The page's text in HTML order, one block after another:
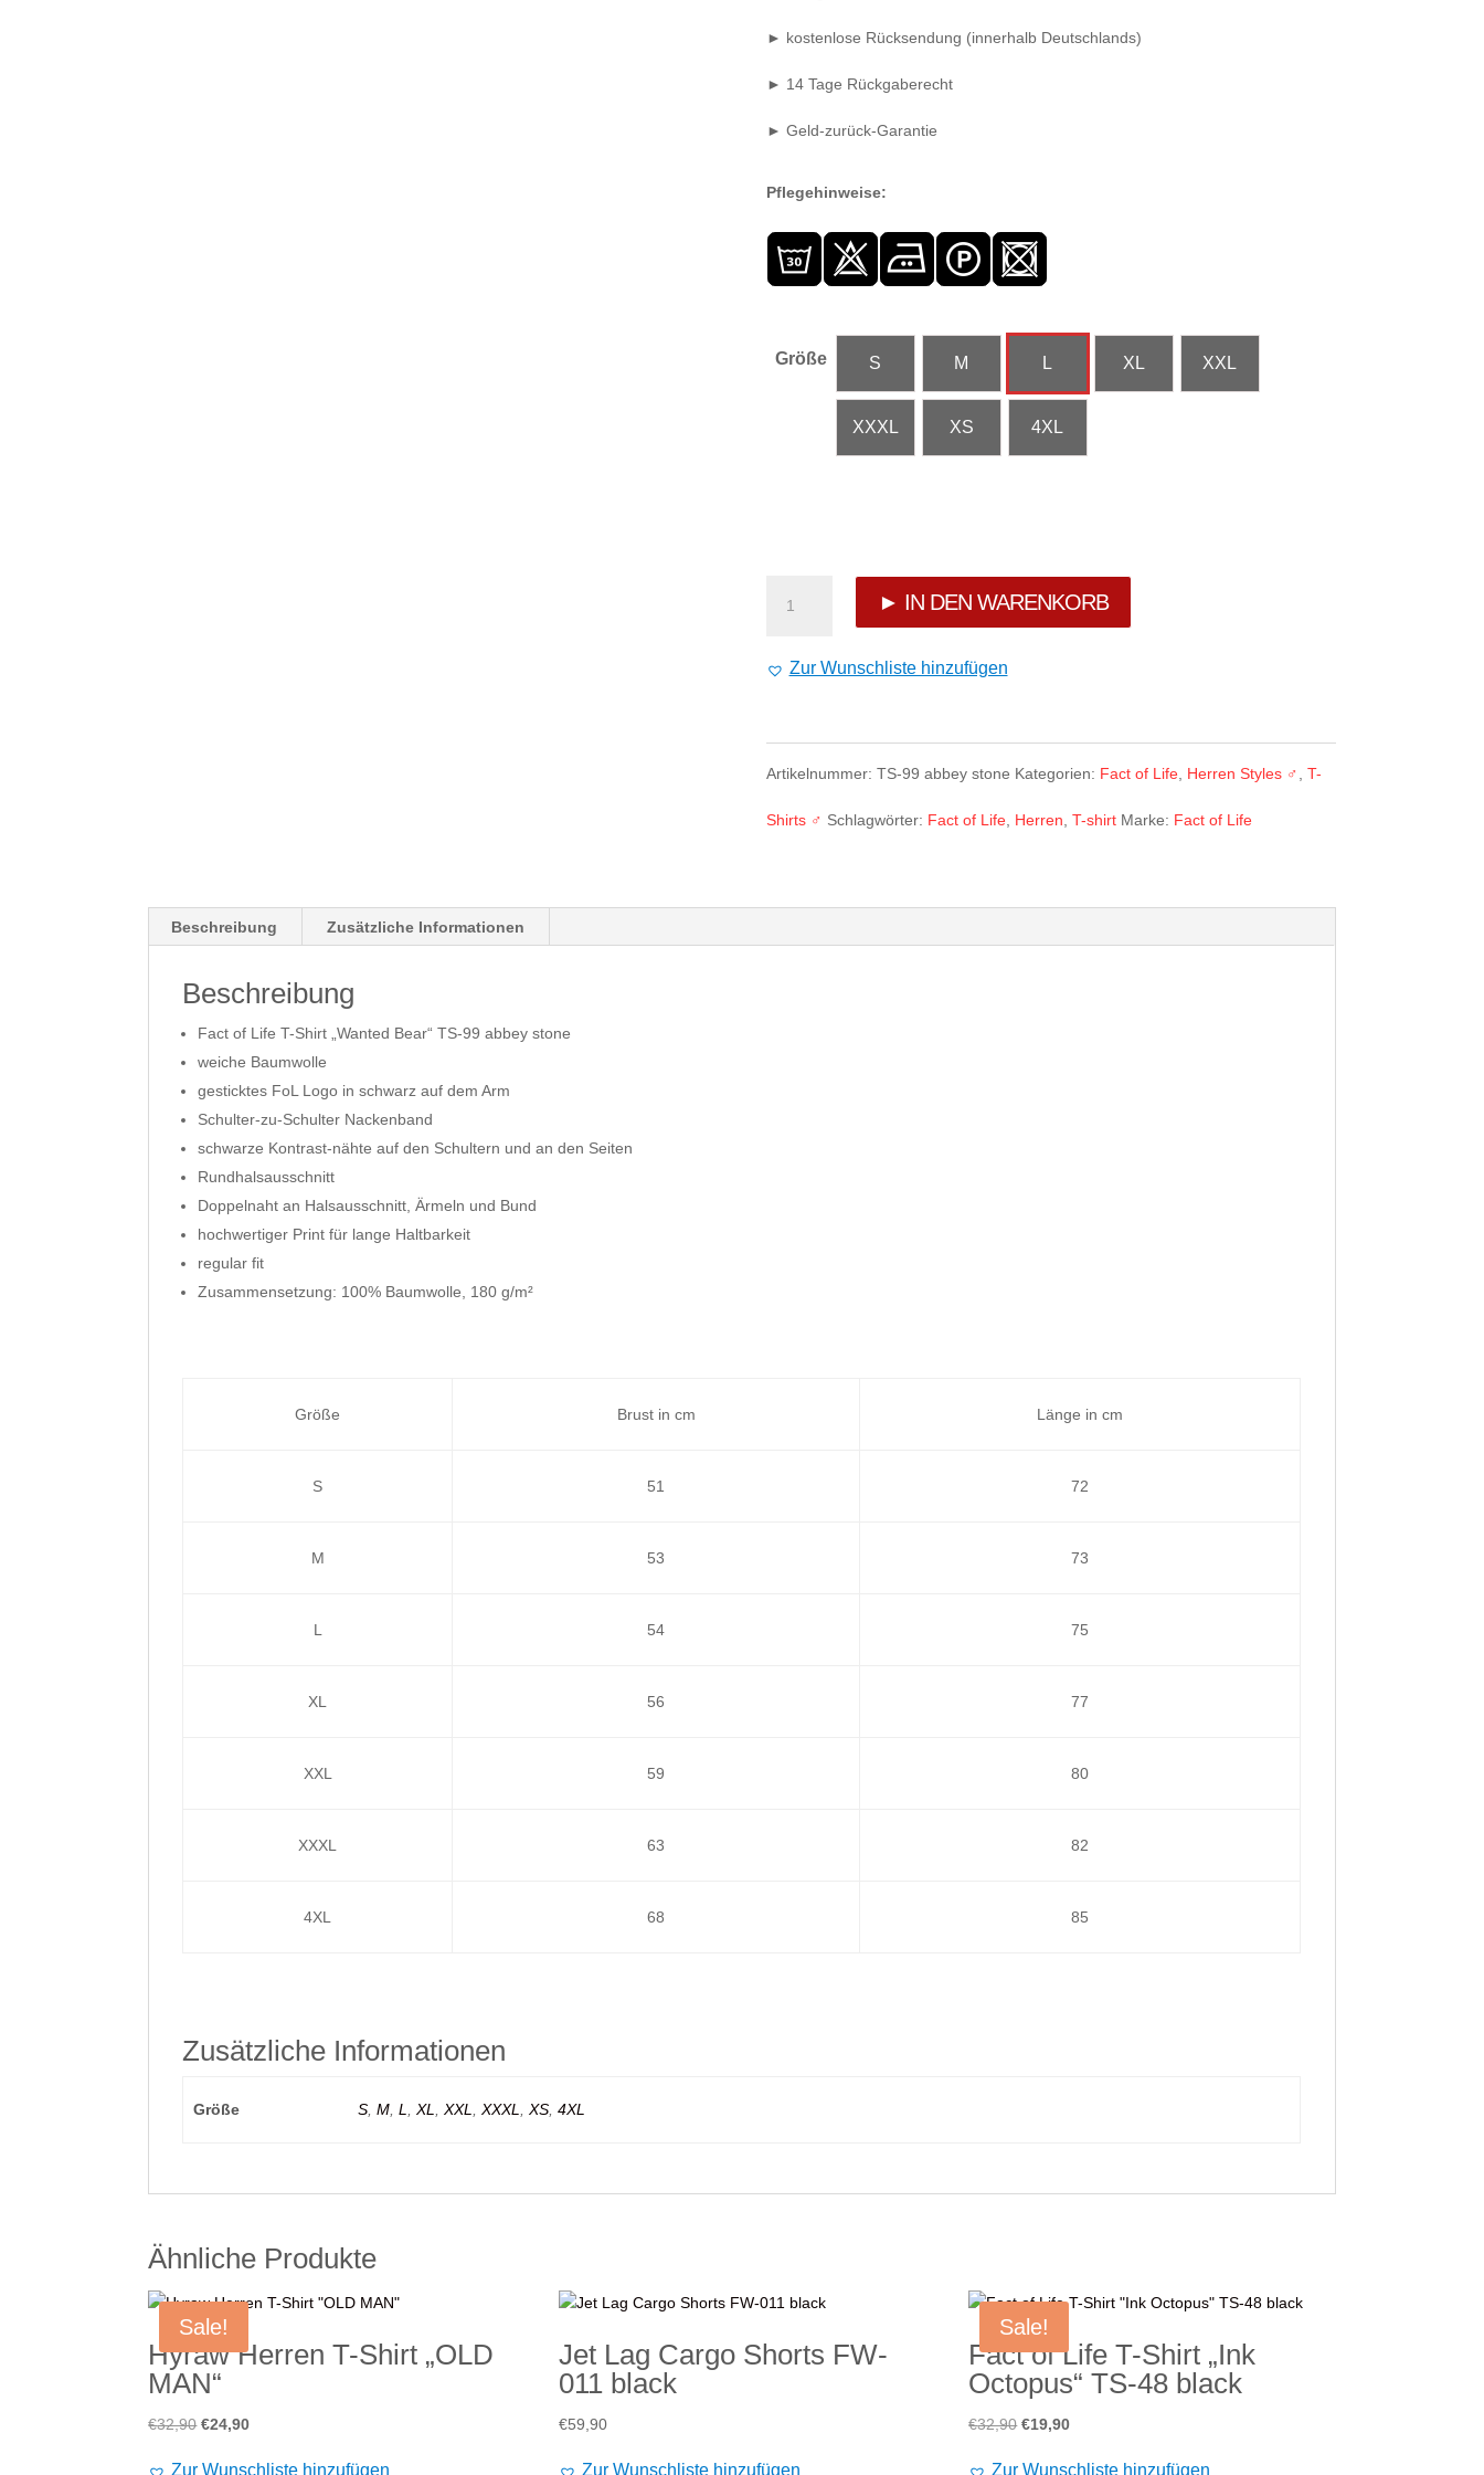
► kostenlose Rücksendung (innerhalb Deutschlands)
► 14 Tage Rückgaberecht
► Geld-zurück-Garantie
Pflegehinweise:
Größe S M L XL XXL
XXXL XS 4XL
Fact
Shirt
„Wanted
► IN DEN WARENKORB
Zur Wunschliste hinzufügen
Artikelnummer: TS-99 abbey stone Kategorien: Fact of Life, Herren Styles ♂ T-
Shirts ♂ Schlagwörter: Fact of Life, Herren T-shirt Marke: Fact of Life
Beschreibung Zusätzliche Informationen
Beschreibung
Fact of Life T-Shirt „Wanted Bear“ TS-99 abbey stone
weiche Baumwolle
gesticktes FoL Logo in schwarz auf dem Arm
Schulter-zu-Schulter Nackenband
schwarze Kontrast-nähte auf den Schultern und an den Seiten
Rundhalsausschnitt
Doppelnaht an Halsausschnitt, Ärmeln und Bund
hochwertiger Print für lange Haltbarkeit
regular fit
Zusammensetzung: 100% Baumwolle, 180 g/m²
Größe Brust in cm Länge in cm
S 51 72
M 53 73
L 54 75
XL 56 77
XXL 59 80
XXXL 63 82
4XL 68 85
Zusätzliche Informationen
Größe S, M, L XL XXL XXXL XS, 4XL
Ähnliche Produkte
Sale!
Hyraw Herren T-Shirt „OLD
MAN“
€32,90 Ursprünglicher
€24,90Aktueller
Zur Wunschliste hinzufügen
Jet Lag Cargo Shorts FW-
011 black
€59,90
Zur Wunschliste hinzufügen
Sale!
Fact of Life T-Shirt „Ink
Octopus“ TS-48 black
€32,90 Ursprünglicher
€19,90Aktueller
Zur Wunschliste hinzufügen